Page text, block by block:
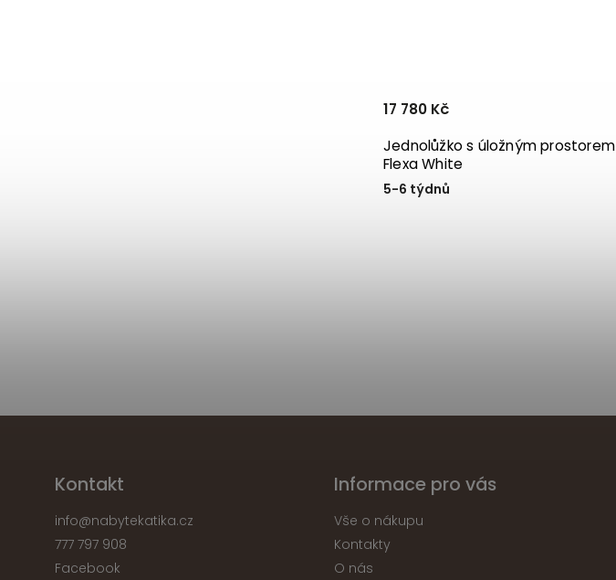
Jednolůžko s úložným prostorem
Flexa White
5-6 týdnů
17 780 Kč
Kontakt
info@nabytekatika.cz
777 797 908
Facebook
Informace pro vás
Vše o nákupu
Kontakty
O nás